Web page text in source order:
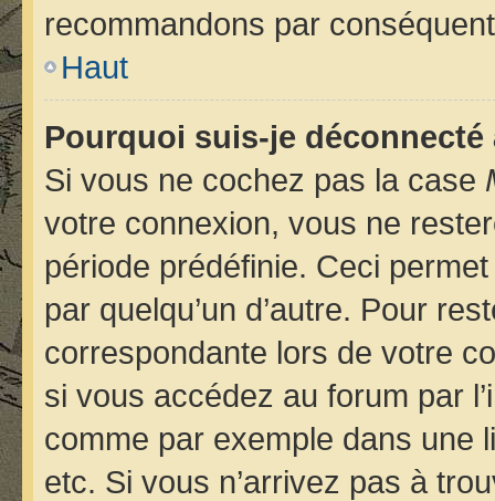
recommandons par
Haut
Pourquoi suis-je
Si vous ne cochez pas la case
votre connexion, vous ne
période prédéfinie. Ceci
par quelqu’un d’autre. Pour
correspondante lors de votre
si vous accédez au forum par
comme par exemple dans une
etc. Si vous n’arrivez pas à